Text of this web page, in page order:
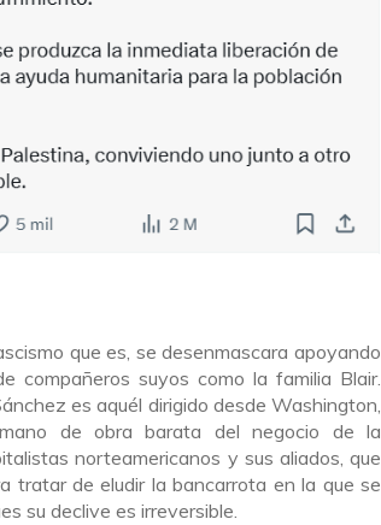
que es, se desenmascara apoyando
compañeros suyos como la familia Blair.
es aquél dirigido desde Washington,
de obra barata del negocio de la
norteamericanos y sus aliados, que
tratar de eludir la bancarrota en la que se
su declive es irreversible.